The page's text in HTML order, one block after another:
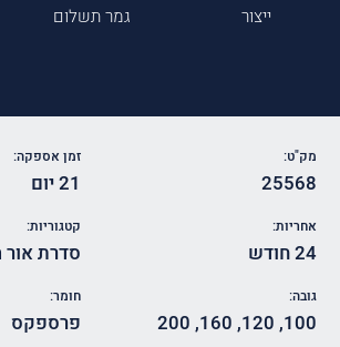
ייצור גמר תשלום
מק"ט:
25568
זמן אספקה:
21 יום
אחריות:
24 חודש
קטגוריות:
סדרת אור
גובה:
100
,
120
,
160
,
200
חומר:
פרספקס